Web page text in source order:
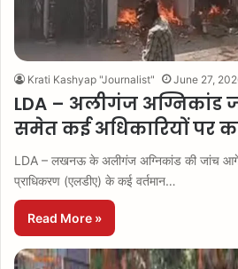
Krati Kashyap "Journalist" June 27,
LDA – अलीगंज अग्निकांड
समेत कई अधिकारियों पर
LDA – लखनऊ के अलीगंज अग्निकांड की जांच
प्राधिकरण (एलडीए) के कई वर्तमान…
Read More »